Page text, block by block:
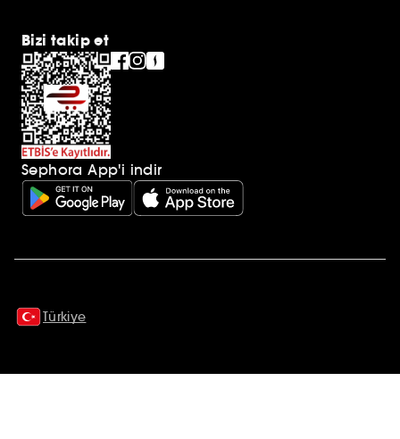
Bizi takip et
Sephora App'i indir
Türkiye